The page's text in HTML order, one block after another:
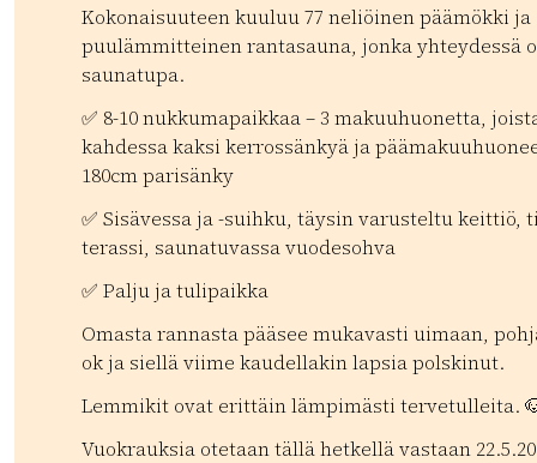
Kokonaisuuteen kuuluu 77 neliöinen päämökki ja
puulämmitteinen rantasauna, jonka yhteydessä
saunatupa.
✅ 8-10 nukkumapaikkaa – 3 makuuhuonetta,
kahdessa kaksi kerrossänkyä ja
180cm parisänky
✅ Sisävessa ja -suihku, täysin varusteltu keittiö,
terassi, saunatuvassa vuodesohva
✅ Palju ja tulipaikka
Omasta rannasta pääsee mukavasti uimaan,
ok ja siellä viime kaudellakin lapsia polskinut.
Lemmikit ovat erittäin lämpimästi tervetulleita.
Vuokrauksia otetaan tällä hetkellä vastaan